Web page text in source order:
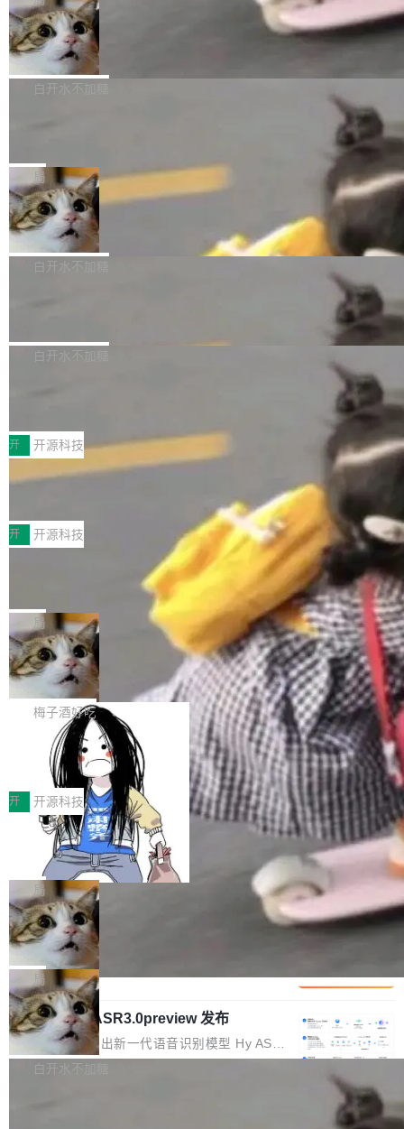
l 迁移或唤醒时，新宿主从 S3 恢复 SQLite 数据
库继续执行。存储库是持久化的唯一真相...
te 17 Pro、OPPO K15，要么是vivo X300 E这
样的次旗舰。 Galaxy Z Fold8 Ultra / Z Fold8 /
Z Flip8三款折叠屏新机均在7月22日发布，且全
部搭载骁龙8 Elite Gen5 for Galaxy，它们本该
本控制系统。目前处于 Early Access 阶段。 De
ltaDB 的核心思路直接写在 landing page 最显
眼的位置：「Software is made between com
mits」——软件是在 commit 之间写出来的。git
是把这段空隙补上。 回退到任何一次编辑：Delt
aDB 捕获 commit 之间的每一次操作，...
SpaceXAI 单季资本开支达 183 亿美元
根据风险投资人Tomer Tunguz 博客（VC 分
析）披露的最新分析与第二季度业绩报告，Spac
微软同期总资本开支的四成。 与亚马逊、Alpha
bet、微软以及 Meta 等传统科技巨头相比，Spa
ceXAI的资金消耗速度尤为引人瞩目。然而，支
撑庞大支出的资金来源却呈现出截然不同的面
貌。数据显示，微软和 Meta 主要依托充沛的经
白开水不加糖
一个在终端里运行的编程 agent；Muse Spark
1.2，驱动这个 agent 的新模型。一句话概括：
你可以用 curl -fsSL https://dev.meta.ai/install.
sh | bash 安装一个能在大项目里自动规划、写
代码、验证结果的 AI 终端工具。 据介绍，Muse
个主 agent 循环，外加一组后台 agent。这些后
局
美团开源 LoHoSearch，用知识图谱校
准 AI 能力认知
机器出题的前提，是让机器拥有全局视野。整个
构建流程可以分为四个环节：建图 → 控制难度
白开水不加糖
库，并将作为transport接入Mooncake TENT。
MPComm将作为一种传输引擎接入Mooncake T
ENT，实现零拷贝传输性能提升30%、非零拷贝
传输性能最高提升5倍。UCL-MPComm底层基
于自研UCL-Engine通信引擎，后续腾讯网平将
持续开源更多基于UCL-Engine的高性能通信组
件。 腾讯网平团队在UCL-MPComm中实现了一
个独立于业务线程的全局通信引擎（Engine），
白开水不加糖
型案例入选名单》，深信服“面向企业研发场景的
开源 AI 编程平台 CoStrict 应用”凭借卓越的技术
创新与落地成效成功入选。 全链路私有化部署，
助力企业AI研发安全落地 当前，越来越多企业已
经开始引入 AI Coding 工具，通过调用公有云模
型或企业内部部署模型提升研发效率。但随着 AI
Coding 从个人辅助工具逐步走向团队级、组织
级应用，企业在规模化落地过程中，对安全性、
可控性和代码质量提出了更高要求。 首先是数据
安全与合规要求。对于大多数普通研发场景，公
有云模型能够满足快速试用和效率提升的需求。
但对于金融、能源、医疗等对数据安全要求较...
开 开源科技
深信服AI算力网关入选工信部人工智能
前不久，工业和信息化部正式发布《2025年人工
智能应用典型案例名单》，集中展示人工智能在
各领域的应用成果，覆盖技术底座、行业赋能、
产品应用、支撑保障、专题等五大方向。深信服
AI算力网关（AI创新平台）成功入选！ 随着各行
各业的Agent走向规模化建设，算力构成形态逐
渐丰富，用户关注的重点也在发生变化：不只是
让AI用起来，还要进一步看清混合算力时代下，
Token花在哪里、算力是否被充分利用，以及持
续增长的AI成本该如何优化。 深信服AI算力网关
正是围绕这些实际问题，从Token治理和成本治
理两个方面，让用户的每一份算力都看得清、管
得住、用得稳、省得下、更安全！ 一、从现在开
始，Token使用一目...
开 开源科技
Jeff Dean 离开 Google：一个时代的结
束，一个实验室的开始
Google 员工编号 20。MapReduce 作者之一。
Bigtable 作者之一。TensorFlow 的作者之一。
Gemini 的架构师。Google 首席科学家。 Jeff D
ean 在 Google 工作了 27 年后，宣布离职。 他
不是一个人走。一同离开的还有 Sanjay Ghema
wat（Google 员工编号 23，Jeff Dean 二十多
年的编程搭档，MapReduce 和 Bigtable 的共同
作者）、Quoc Le（Google 大脑核心成员，Se
q2Seq 和 DocAI 的共同发明人）以及 Oriol Vin
yals（Gemini 联合负责人，AlphaSta...
局
🔥 SolonCode v2026.8.4 发布：界面
字体可调、22 种语言、记忆搜索增强
打开终端就能上岗的全中文编码智能体，这一轮
把「看得清、用母语、记得住」三件事一次补
齐。 SolonCode 是什么 SolonCode 是杭州无
耳科技研发的企业级终端编码智能体——一位全
中文驱动的数字员工，自主理解需求、规划步
骤、编写代码。不挑模型、不挑平台，curl 一行
装完即用。 开源地址：Gitee · GitCode · GitHu
b 安装 支持 Java 8+（8~26）、macOS / Linu
x / Windows / Harmony PC。 # macOS / Linu
x / Harmony PC curl -fsSL https://solon.noea
r.org/solon...
梅子酒好吃
让“代码语义理解”深度释放AI Coding
价值潜能：华为云码道（CodeArts）
代码仓技术解析
一、代码仓深度理解技术的作用与价值 在软件工
程实践中，代码仓是企业核心知识资产的主要载
体。企业级代码仓库通常包含数十万乃至数百万
个文件，其规模远超单次模型调用可承载的上下
文窗口。随着项目规模的持续扩张与代码历史的
不断累积，代码仓中的模块关系、接口契约、业
务逻辑等关键信息往往分散于数十乃至数百个文
件之中，形成高度复杂的知识关联网络。传统的
代码检索手段（如关键词匹配、目录遍历）仅能
在语法层面完成文本定位，难以触及代码的语义
内涵与结构关联，导致开发者使用代码智能体在
理解大规模代码仓时面临显著"代码仓理解"瓶
颈。 代码仓深度理解服务（以下简称" CodeBas
e深度理解服务"）是华为云码道（CodeA...
开 开源科技
一条“删库”命令跑 17 小时，算法工程
师删光 89TB 数据只为干私活
最高人民检察院8月4日公布了一起案件：北京一
名90后算法工程师王某，为了给自己接的私活腾
服务器空间，删光了公司AI游戏部门的全部核心
数据。 王某2024年1月入职东城区某科技公司AI
短剧部门，有互联网大厂背景。在公司内部架构
调整期间，部门三次通知全员将数据从A集群迁
移到B集群，王某都回复了"收到"。 他没有迁移
数据。2024年9月3日下午4点，他使用此前登录
的账号密码进入A集群，输入了一条被程序员圈
称为"删库跑路"的命令——最高管理员权限、无
局
Cloudflare 分享推理优化实践：KV ca
che 量化 + 权重压缩，吞吐量提升 4
1%，成本降 30%
Kimi 和 GLM 是当前最强的大模型系列之一，但
它们有一个共同的问题：太吃显存了。月之暗面
的 Kimi K 系列和智谱的 GLM 都是长上下文、M
oE 架构的大模型，好用到让人上瘾，但 GPU 显
存永远不够用。 Cloudflare 的 Workers AI 团队
一直在跑这些模型的推理。他们在官方博客上发
局
腾讯混元 Hy ASR3.0preview 发布
腾讯混元正式推出新一代语音识别模型 Hy ASR
3.0preview。基于最新一代大语言模型 Hy3 的
白开水不加糖